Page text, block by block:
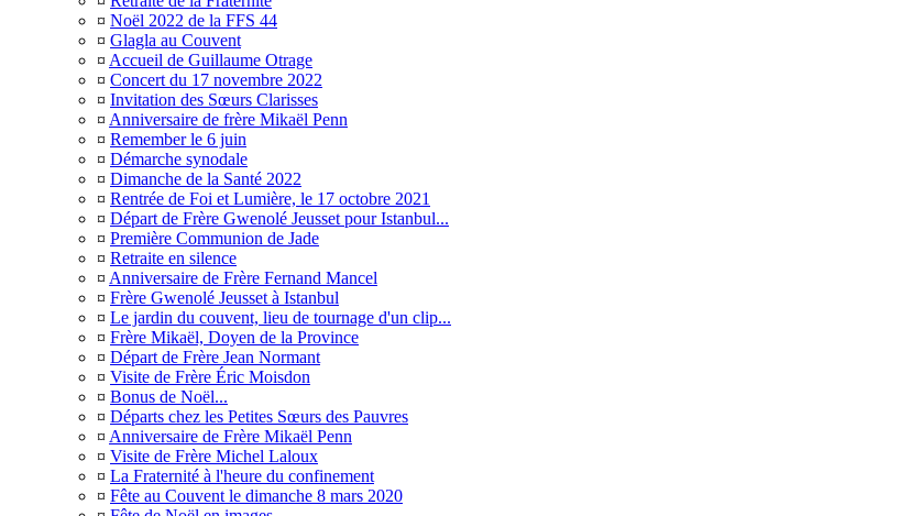
¤ Noël 2022 de la FFS 44
¤ Glagla au Couvent
¤ Accueil de Guillaume Otrage
¤ Concert du 17 novembre 2022
¤ Invitation des Sœurs Clarisses
¤ Anniversaire de frère Mikaël Penn
¤ Remember le 6 juin
¤ Démarche synodale
¤ Dimanche de la Santé 2022
¤ Rentrée de Foi et Lumière, le 17 octobre 2021
¤ Départ de Frère Gwenolé Jeusset pour Istanbul...
¤ Première Communion de Jade
¤ Retraite en silence
¤ Anniversaire de Frère Fernand Mancel
¤ Frère Gwenolé Jeusset à Istanbul
¤ Le jardin du couvent, lieu de tournage d'un clip...
¤ Frère Mikaël, Doyen de la Province
¤ Départ de Frère Jean Normant
¤ Visite de Frère Éric Moisdon
¤ Bonus de Noël...
¤ Départs chez les Petites Sœurs des Pauvres
¤ Anniversaire de Frère Mikaël Penn
¤ Visite de Frère Michel Laloux
¤ La Fraternité à l'heure du confinement
¤ Fête au Couvent le dimanche 8 mars 2020